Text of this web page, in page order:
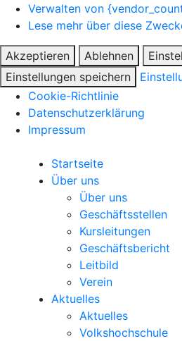
Verwalten von
Lese mehr über diese
Akzeptieren Ablehnen
Einstellungen speichern
Cookie-Richtlinie
Datenschutzerklärung
Impressum
Startseite
Über uns
Über uns
Geschäftsstellen
Kursleitungen
Geschäftsbericht
Leitbild
Verein
Aktuelles
Aktuelles
Volkshochschule